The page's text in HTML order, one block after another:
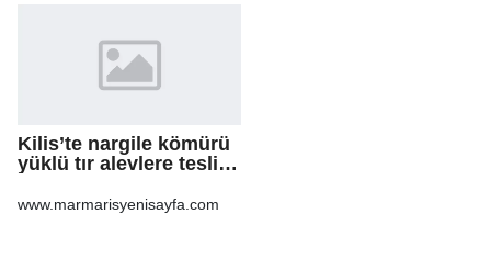
Kilis’te nargile kömürü
yüklü tır alevlere teslim
www.marmarisyenisayfa.com